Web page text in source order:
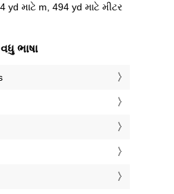
yd માટે m, 494 yd માટે મીટર
વધુ ભાષા